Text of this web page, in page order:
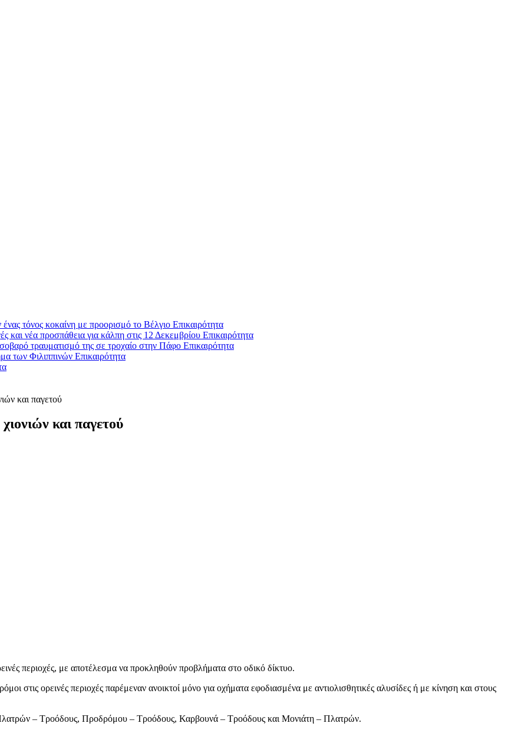
τόνος κοκαίνη με προορισμό το Βέλγιο Επικαιρότητα
και νέα προσπάθεια για κάλπη στις 12 Δεκεμβρίου Επικαιρότητα
τραυματισμό της σε τροχαίο στην Πάφο Επικαιρότητα
των Φιλιππινών Επικαιρότητα
και παγετού
και παγετού
περιοχές, με αποτέλεσμα να προκληθούν προβλήματα στο οδικό δίκτυο.
στις ορεινές περιοχές παρέμεναν ανοικτοί μόνο για οχήματα εφοδιασμένα με αντιολισθητικές αλυσίδες ή με κίνηση και στους
– Τροόδους, Προδρόμου – Τροόδους, Καρβουνά – Τροόδους και Μονιάτη – Πλατρών.